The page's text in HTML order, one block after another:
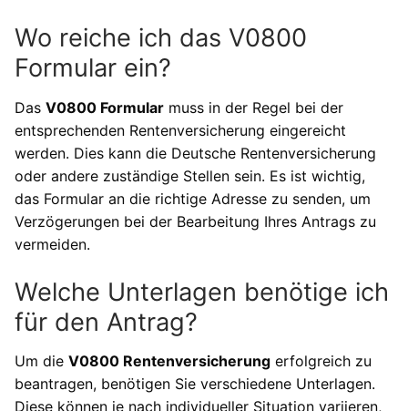
Wo reiche ich das V0800
Formular ein?
Das V0800 Formular muss in der Regel bei der
entsprechenden Rentenversicherung eingereicht
werden. Dies kann die Deutsche Rentenversicherung
oder andere zuständige Stellen sein. Es ist wichtig,
das Formular an die richtige Adresse zu senden, um
Verzögerungen bei der Bearbeitung Ihres Antrags zu
vermeiden.
Welche Unterlagen benötige ich
für den Antrag?
Um die V0800 Rentenversicherung erfolgreich zu
beantragen, benötigen Sie verschiedene Unterlagen.
Diese können je nach individueller Situation variieren,